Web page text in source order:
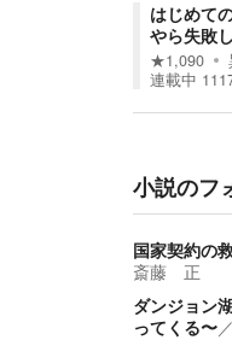
はじめて
やら失敗
★1,090
連載中
小説のフ
国家契約の
斎藤 正
ダンジョン
ってくる〜／